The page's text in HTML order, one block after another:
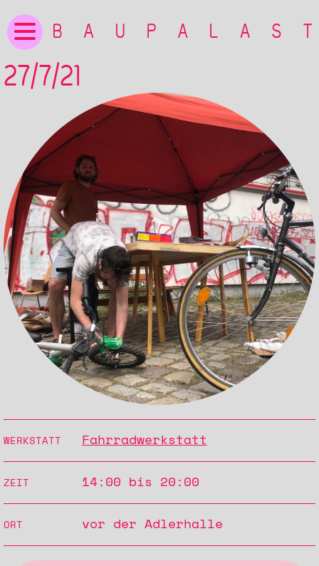
27/7/21
WERKSTATT Fahrradwerkstatt
ZEIT 14:00 bis 20:00
ORT vor der Adlerhalle